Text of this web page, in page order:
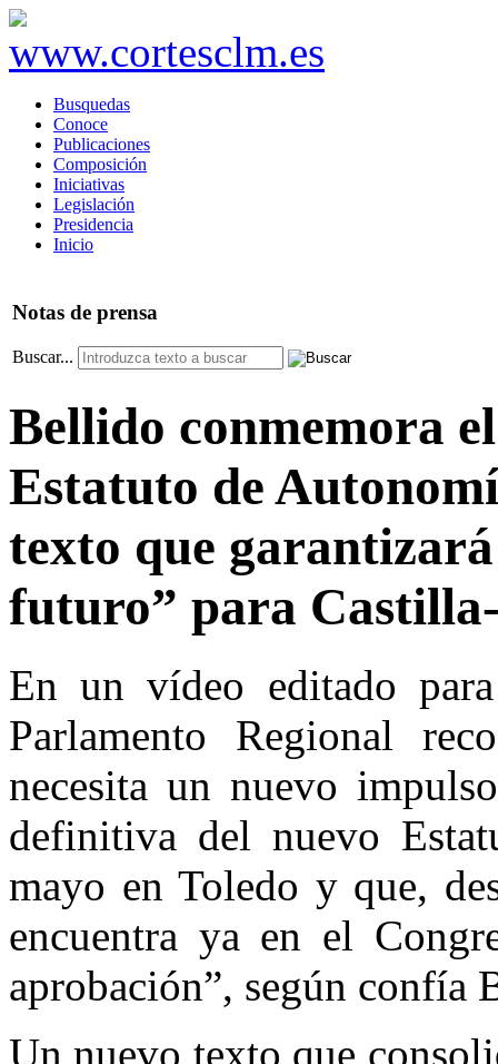
Busquedas
Conoce
Publicaciones
Composición
Iniciativas
Legislación
Presidencia
Inicio
Notas de prensa
Buscar...
Bellido conmemora
Estatuto de
texto que
futuro” para
En un vídeo editado
Parlamento Regional
necesita un nuevo
definitiva del nuevo
mayo en Toledo y que,
encuentra ya en el
aprobación”, según confía
Un nuevo texto que